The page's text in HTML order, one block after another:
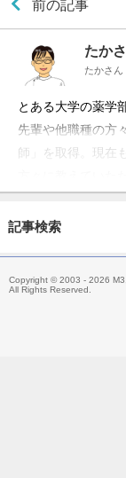
前の記事
たか
たかさん
とある大学の薬学
先輩や他職種の方
師」を取得。現在
方々に教えていた
記事検索
Copyright © 2003 - 2026
All Rights Reserved.